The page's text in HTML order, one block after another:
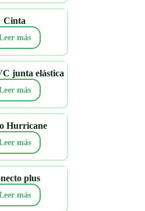
Cinta
más
junta elástica
más
Hurricane
más
plus
más